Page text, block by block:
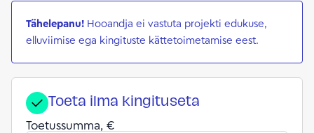
Tähelepanu! Hooandja ei vastuta projekti edukuse,
elluviimise ega kingituste kättetoimetamise eest.
Toeta ilma kingituseta
Toetussumma, €